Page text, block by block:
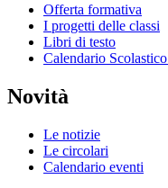
Offerta formativa
I progetti delle classi
Libri di testo
Calendario
Novità
Le notizie
Le circolari
Calendario eventi